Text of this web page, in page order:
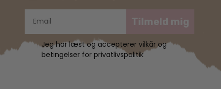
Tilmeld mig
Jeg har læst og accepterer vilkår og
betingelser for privatlivspolitik